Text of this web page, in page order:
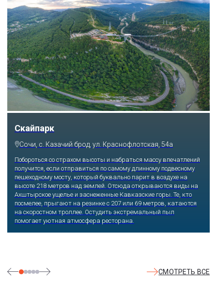
Скайпарк
Сочи, с. Казачий брод, ул. Краснофлотская, 54а
Побороться со страхом высоты и набраться массу впечатлений
получится, если отправиться по самому длинному подвесному
пешеходному мосту, который буквально парит в воздухе на
высоте 218 метров над землей. Отсюда открываются виды на
Ахштырское ущелье и заснеженные Кавказские горы. Те, кто
посмелее, прыгают на резинке с 207 или 69 метров, катаются
на скоростном троллее. Остудить экстремальный пыл
помогает уютная атмосфера ресторана.
СМОТРЕТЬ ВСЕ